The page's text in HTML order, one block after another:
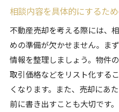
相談内容を具体的にするた
不動産売却を考える際には、
めの準備が欠かせません。ま
情報を整理しましょう。物件
取引価格などをリスト化する
くなります。また、売却にあ
前に書き出すことも大切です